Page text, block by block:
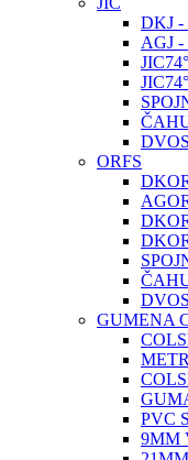
DKJ -
AGJ -
ORFS
GUMENA
PVC
9MM